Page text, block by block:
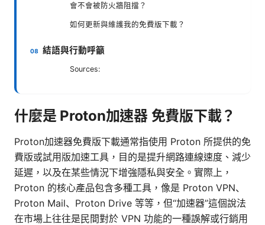
會不會被防火牆阻擋？
如何更新與維護我的免費版下載？
結語與行動呼籲
Sources:
什麼是 Proton加速器 免費版下載？
Proton加速器免費版下載通常指使用 Proton 所提供的免
費版或試用版加速工具，目的是提升網路連線速度、減少
延遲，以及在某些情況下增強隱私與安全。實際上，
Proton 的核心產品包含多種工具，像是 Proton VPN、
Proton Mail、Proton Drive 等等，但“加速器”這個說法
在市場上往往是民間對於 VPN 功能的一種誤解或行銷用